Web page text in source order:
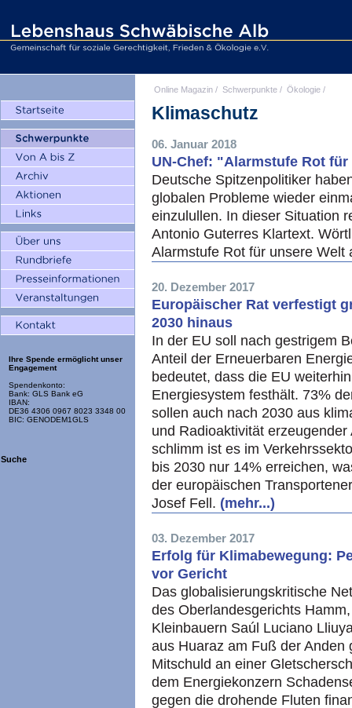
Ihre Spende ermöglicht unser
Engagement
Spendenkonto:
Bank: GLS Bank eG
IBAN:
DE36 4306 0967 8023 3348 00
BIC: GENODEM1GLS
Suche
Online Magazin / Schwerpunkte / Ökologie /
Klimaschutz
06. Januar 2018
UN-Chef: "Alarmstufe Rot
Deutsche Spitzenpolitiker
globalen Probleme wieder
einzulullen. In dieser Situation
Antonio Guterres Klartext.
Alarmstufe Rot für unsere Welt
20. Dezember 2017
Europäischer Rat verfestigt
2030 hinaus
In der EU soll nach gestrigem
Anteil der Erneuerbaren
bedeutet, dass die EU
Energiesystem festhält. 73%
sollen auch nach 2030 aus
und Radioaktivität
schlimm ist es im
bis 2030 nur 14% erreichen,
der europäischen
Josef Fell. (mehr...)
03. Dezember 2017
Erfolg für Klimabewegung:
vor Gericht
Das globalisierungskritische
des Oberlandesgerichts
Kleinbauern Saúl Luciano
aus Huaraz am Fuß der
Mitschuld an einer
dem Energiekonzern
gegen die drohende Fluten